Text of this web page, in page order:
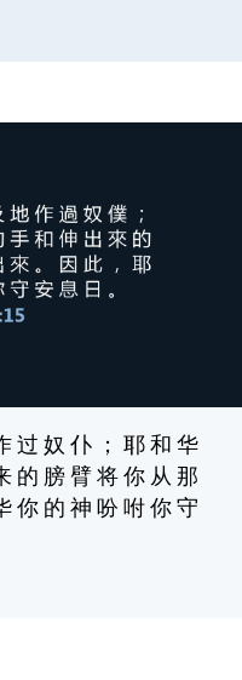
过 奴 仆 ； 耶 和 华
的 膀 臂 将 你 从 那
你 的 神 吩 咐 你 守